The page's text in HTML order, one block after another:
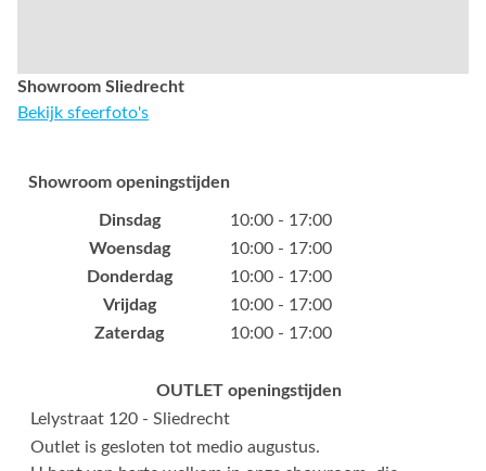
Showroom Sliedrecht
Bekijk sfeerfoto's
Showroom openingstijden
Dinsdag
10:00 - 17:00
Woensdag
10:00 - 17:00
Donderdag
10:00 - 17:00
Vrijdag
10:00 - 17:00
Zaterdag
10:00 - 17:00
OUTLET openingstijden
Lelystraat 120 - Sliedrecht
Outlet is gesloten tot medio augustus.